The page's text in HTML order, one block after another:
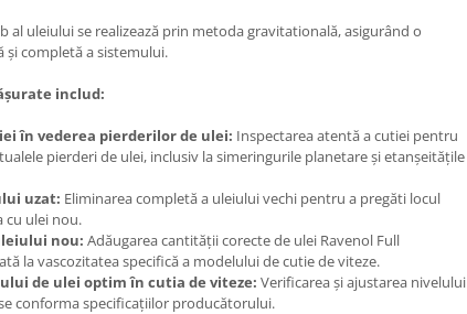
al uleiului se realizează prin metoda gravitatională, asigurând o
completă a sistemului.
includ:
în vederea pierderilor de ulei: Inspectarea atentă a cutiei pentru
pierderi de ulei, inclusiv la simeringurile planetare și etanșeitățile
uzat: Eliminarea completă a uleiului vechi pentru a pregăti locul
cu ulei nou.
nou: Adăugarea cantității corecte de ulei Ravenol Full
la vascozitatea specifică a modelului de cutie de viteze.
de ulei optim în cutia de viteze: Verificarea și ajustarea nivelului
conforma specificațiilor producătorului.